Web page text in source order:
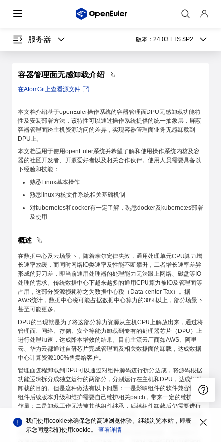
服务器 版本： 24.03 LTS SP2
容器管理面无感卸载介绍
在AtomGit上查看源文件
本文档介绍基于openEuler操作系统的容器管理面DPU无感卸载功能特
性及安装部署方法，该特性可以通过操作系统提供的统一抽象层，屏蔽
容器管理面跨主机资源访问的差异，实现容器管理面业务无感卸载到
DPU上。
本文档适用于使用openEuler系统并希望了解和使用操作系统内核及容
器的社区开发者、开源爱好者以及相关合作伙伴。使用人员需要具备以
下经验和技能：
熟悉Linux基本操作
熟悉linux内核文件系统相关基础机制
对kubernetes和docker有一定了解，熟悉docker及kubernetes部署
及使用
概述
在数据中心及云场景下，随着摩尔定律失效，通用处理单元CPU算力增
长速率放缓，而同时网络IO类速率及性能不断攀升，二者增长速率差异
形成的剪刀差，即当前通用处理器的处理能力无法跟上网络、磁盘等IO
处理的需求。传统数据中心下越来越多的通用CPU算力被IO及管理面等
占用，这部分资源损耗称之为数据中心税（Data-center Tax）。据
AWS统计，数据中心税可能占据数据中心算力的30%以上，部分场景下
甚至可能更多。
DPU的出现就是为了将这部分算力资源从主机CPU上解放出来，通过将
管理面、网络、存储、安全等能力卸载到专有的处理器芯片（DPU）上
进行处理加速，达成降本增效的结果。目前主流云厂商如AWS、阿里
云、华为云都通过自研芯片完成管理面及相关数据面的卸载，达成数据
中心计算资源100%售卖给客户。
管理面进程卸载到DPU可以通过对组件源码进行拆分达成，将源码根据
功能逻辑拆分成独立运行的两部分，分别运行在主机和DPU，达成组件
卸载的目的。但是这种做法有以下问题：一是影响组件的软件兼容性，
组件后续版本升级和维护需要自己维护相关patch，带来一定的维护工
作量；二是卸载工作无法被其他组件继承，后续组件卸载后仍需要进行
卸载，通过OS提供的抽象层，屏蔽应用在主机和DPU间跨主机访问的
差异，让业务进程近似0改动达成卸载到DPU运行的目标，且这部分工
我们使用cookie来确保您的高速浏览体验。继续浏览本站，即表
示您同意我们使用cookie。 查看详情